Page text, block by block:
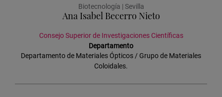
Biotecnología | Sevilla
Ana Isabel Becerro Nieto
Consejo Superior de Investigaciones Científicas
Departamento
Departamento de Materiales Ópticos / Grupo de Materiales
Coloidales.